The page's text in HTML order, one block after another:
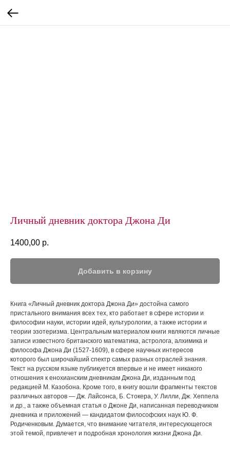
Личный дневник доктора Джона Ди
1400,00 р.
Добавить в корзину
Книга «Личный дневник доктора Джона Ди» достойна самого
пристального внимания всех тех, кто работает в сфере истории и
философии науки, истории идей, культурологии, а также истории и
теории эзотеризма. Центральным материалом книги являются личные
записи известного британского математика, астролога, алхимика и
философа Джона Ди (1527-1609), в сфере научных интересов
которого был широчайший спектр самых разных отраслей знания.
Текст на русском языке публикуется впервые и не имеет никакого
отношения к енохианским дневникам Джона Ди, изданным под
редакцией М. Казобона. Кроме того, в книгу вошли фрагменты текстов
различных авторов — Дж. Лайсонса, Б. Стокера, У. Лилли, Дж. Хеппела
и др., а также объемная статья о Джоне Ди, написанная переводчиком
дневника и приложений — кандидатом философских наук Ю. Ф.
Родиченковым. Думается, что внимание читателя, интересующегося
этой темой, привлечет и подробная хронология жизни Джона Ди.